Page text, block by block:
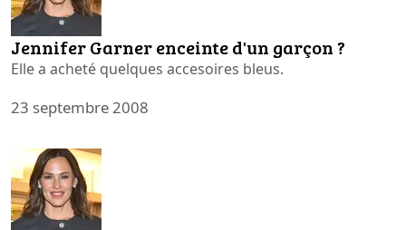
Jennifer Garner enceinte d'un garçon ?
Elle a acheté quelques accesoires bleus.
23 septembre 2008